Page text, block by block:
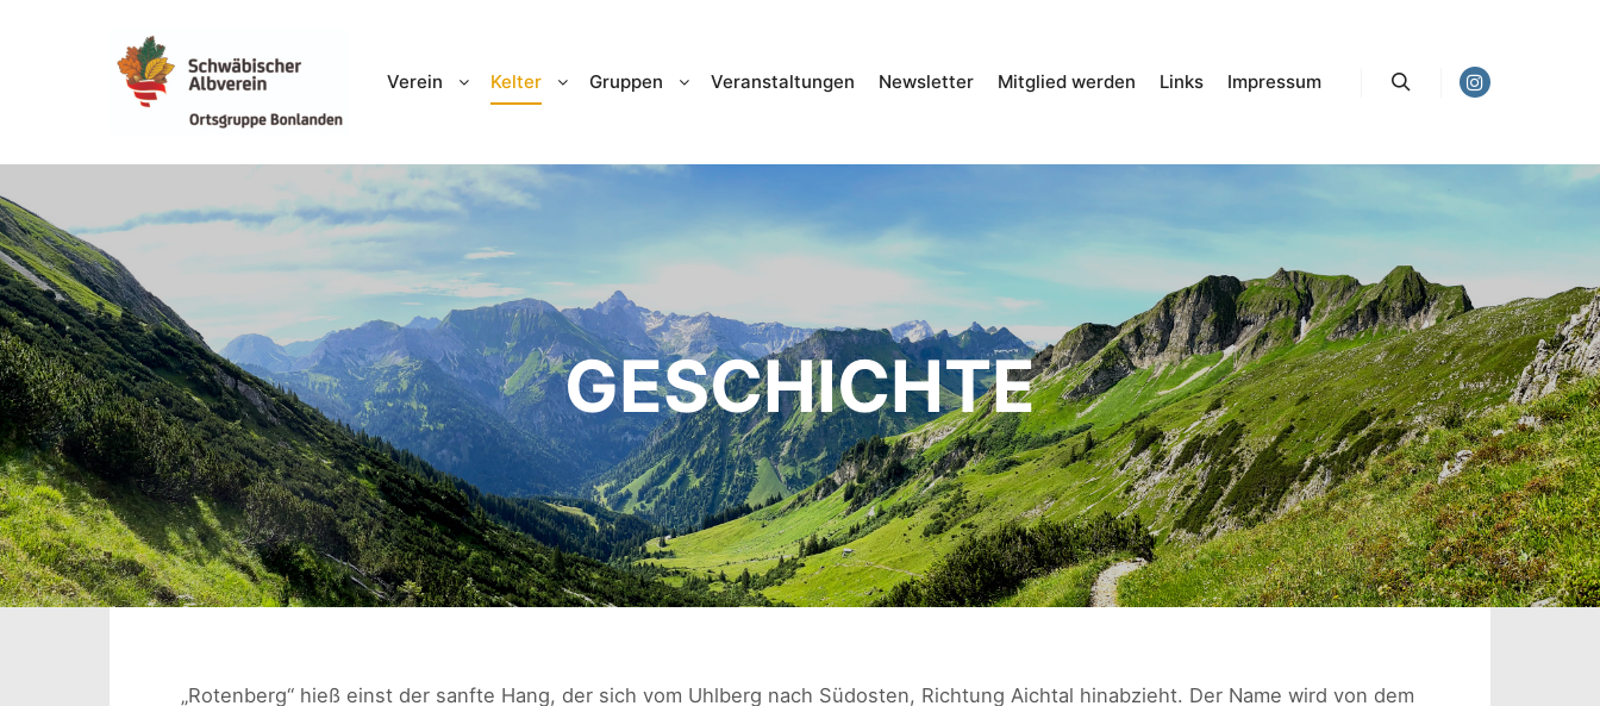
Verein Kelter Gruppen Veranstaltungen Newsletter Mitglied werden Links Impressum
GESCHICHTE
„Rotenberg“ hieß einst der sanfte Hang, der sich vom Uhlberg nach Südosten, Richtung Aichtal hinabzieht. Der Name wird von dem